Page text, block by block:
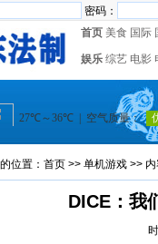
密码：
首页 美食 国际
娱乐 综艺 电影
位置： 首页 >> 单机游戏 >>
DICE：我